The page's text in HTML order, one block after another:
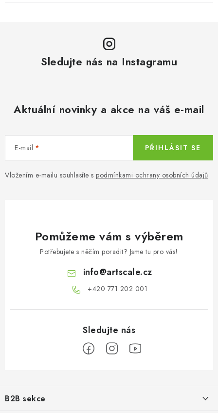
Sledujte nás na Instagramu
Aktuální novinky a akce na váš e-mail
E-mail
Vložením e-mailu souhlasíte s podmínkami ochrany osobních údajů
PŘIHLÁSIT SE
Pomůžeme vám s výběrem
Potřebujete s něčím poradit? Jsme tu pro vás!
info@artscale.cz
+420 771 202 001​
pB2B sekce